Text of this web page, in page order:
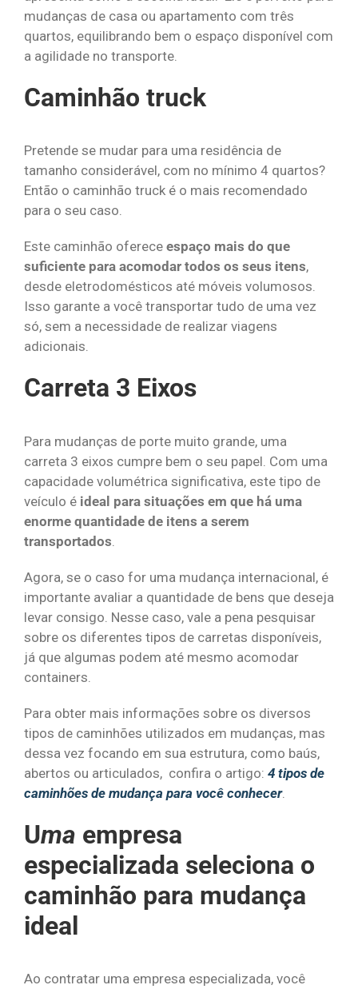
mudanças de casa ou apartamento com três
quartos, equilibrando bem o espaço disponível com
a agilidade no transporte.
Caminhão truck
Pretende se mudar para uma residência de
tamanho considerável, com no mínimo 4 quartos?
Então o caminhão truck é o mais recomendado
para o seu caso.
Este caminhão oferece espaço mais do que
suficiente para acomodar todos os seus itens,
desde eletrodomésticos até móveis volumosos.
Isso garante a você transportar tudo de uma vez
só, sem a necessidade de realizar viagens
adicionais.
Carreta 3 Eixos
Para mudanças de porte muito grande, uma
carreta 3 eixos cumpre bem o seu papel. Com uma
capacidade volumétrica significativa, este tipo de
veículo é ideal para situações em que há uma
enorme quantidade de itens a serem
transportados
Agora, se o caso for uma mudança internacional, é
importante avaliar a quantidade de bens que deseja
levar consigo. Nesse caso, vale a pena pesquisar
sobre os diferentes tipos de carretas disponíveis,
já que algumas podem até mesmo acomodar
containers.
Para obter mais informações sobre os diversos
tipos de caminhões utilizados em mudanças, mas
dessa vez focando em sua estrutura, como baús,
abertos ou articulados, confira o artigo: 4 tipos de
caminhões de mudança para você conhecer.
Uma empresa
especializada seleciona o
caminhão para mudança
ideal
Ao contratar uma empresa especializada, você